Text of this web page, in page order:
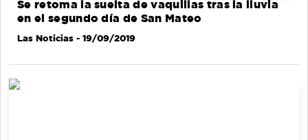
Se retoma la suelta de vaquillas tras la lluvia
en el segundo día de San Mateo
Las Noticias - 19/09/2019